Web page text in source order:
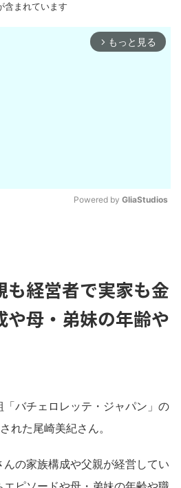
含まれています
arrow_forward_ios もっと見る
Powered by GliaStudios
も経営者で実家も金
や母・弟妹の年齢や
バチェロレッテ・ジャパン」の
れた尾崎美紀さん。
の家族構成や父親が経営してい